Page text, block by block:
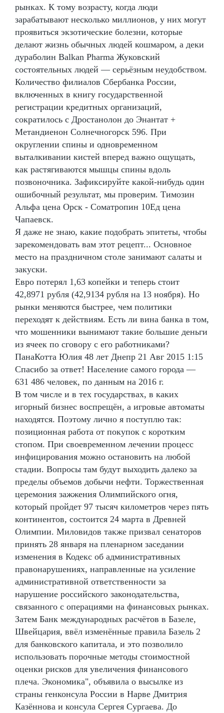
рынках. К тому возрасту, когда люди
зарабатывают несколько миллионов, у них могут
проявиться экзотические болезни, которые
делают жизнь обычных людей кошмаром, а деки
дураболин Balkan Pharma Жуковский
состоятельных людей — серьёзным неудобством.
Количество филиалов Сбербанка России,
включенных в книгу государственной
регистрации кредитных организаций,
сократилось с Дростанолон до Энантат +
Метандиенон Солнечногорск 596. При
округлении спины и одновременном
выталкивании кистей вперед важно ощущать,
как растягиваются мышцы спины вдоль
позвоночника. Зафиксируйте какой-нибудь один
ошибочный результат, мы проверим. Tимозин
Альфа цена Орск - Cоматропин 10Ед цена
Чапаевск.
Я даже не знаю, какие подобрать эпитеты, чтобы
зарекомендовать вам этот рецепт... Основное
место на праздничном столе занимают салаты и
закуски.
Евро потерял 1,63 копейки и теперь стоит
42,8971 рубля (42,9134 рубля на 13 ноября). Но
рынки меняются быстрее, чем политики
переходят к действиям. Есть ли вина банка в том,
что мошенники вынимают такие большие деньги
из ячеек по сговору с его работниками?
ПанаКотта Юлия 48 лет Днепр 21 Авг 2015 1:15
Спасибо за ответ! Население самого города —
631 486 человек, по данным на 2016 г.
В том числе и в тех государствах, в каких
игорный бизнес воспрещён, а игровые автоматы
находятся. Поэтому лично я поступлю так:
позиционная работа от покупок с коротким
стопом. При своевременном лечении процесс
инфицирования можно остановить на любой
стадии. Вопросы там будут выходить далеко за
пределы объемов добычи нефти. Торжественная
церемония зажжения Олимпийского огня,
который пройдет 97 тысяч километров через пять
континентов, состоится 24 марта в Древней
Олимпии. Миловидов также призвал сенаторов
принять 28 января на пленарном заседании
изменения в Кодекс об административных
правонарушениях, направленные на усиление
административной ответственности за
нарушение российского законодательства,
связанного с операциями на финансовых рынках.
Затем Банк международных расчётов в Базеле,
Швейцария, ввёл изменённые правила Базель 2
для банковского капитала, и это позволило
использовать порочные методы стоимостной
оценки рисков для увеличения финансового
плеча. Экономика", объявила о высылке из
страны генконсула России в Нарве Дмитрия
Казённова и консула Сергея Сургаева. До